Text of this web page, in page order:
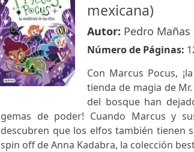
mexicana)
Autor: Pedro
Número de Páginas:
Con Marcus Pocus,
tienda de magia de
del bosque han
gemas de poder! Cuando Marcus y
descubren que los elfos también tienen
spin off de Anna Kadabra, la colección